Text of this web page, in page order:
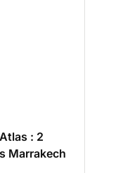
: 2
Marrakech